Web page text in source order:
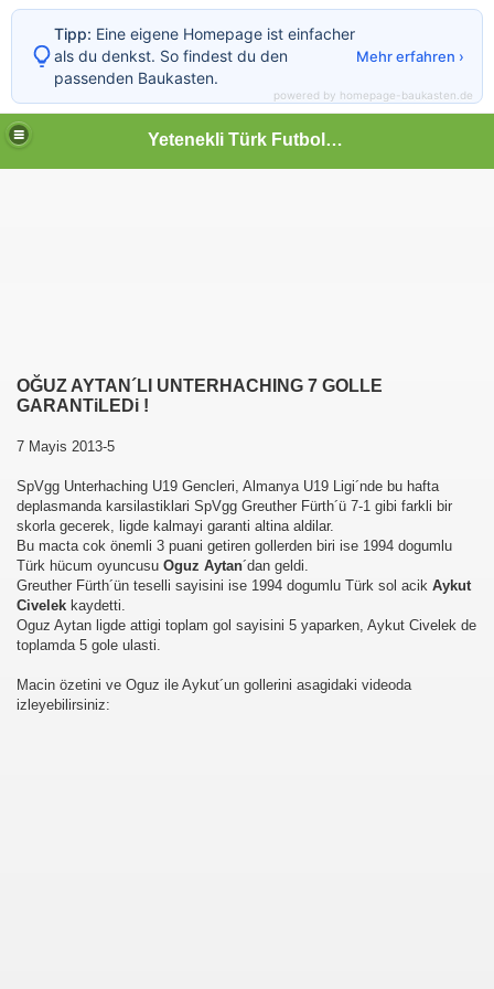
Yetenekli Türk Futbolcular
OĞUZ AYTAN´LI UNTERHACHING 7 GOLLE
GARANTiLEDi !
7 Mayis 2013-5
SpVgg Unterhaching U19 Gencleri, Almanya U19 Ligi´nde bu hafta
deplasmanda karsilastiklari SpVgg Greuther Fürth´ü 7-1 gibi farkli bir
skorla gecerek, ligde kalmayi garanti altina aldilar.
Bu macta cok önemli 3 puani getiren gollerden biri ise 1994 dogumlu
Türk hücum oyuncusu Oguz Aytan´dan geldi.
Greuther Fürth´ün teselli sayisini ise 1994 dogumlu Türk sol acik Aykut
Civelek kaydetti.
Oguz Aytan ligde attigi toplam gol sayisini 5 yaparken, Aykut Civelek de
toplamda 5 gole ulasti.
Macin özetini ve Oguz ile Aykut´un gollerini asagidaki videoda
izleyebilirsiniz:
Tipp: Eine eigene Homepage ist einfacher
als du denkst. So findest du den
passenden Baukasten.
Mehr erfahren ›
powered by homepage-baukasten.de